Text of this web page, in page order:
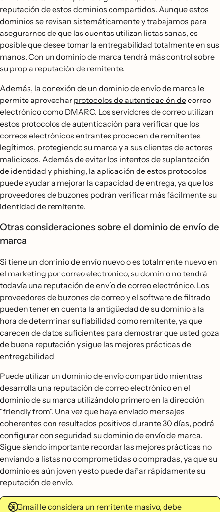
reputación de estos dominios compartidos. Aunque estos
dominios se revisan sistemáticamente y trabajamos para
asegurarnos de que las cuentas utilizan listas sanas, es
posible que desee tomar la entregabilidad totalmente en sus
manos. Con un dominio de marca tendrá más control sobre
su propia reputación de remitente.
Además, la conexión de un dominio de envío de marca le
permite aprovechar protocolos de autenticación decorreo
electrónico como DMARC. Los servidores de correo utilizan
estos protocolos de autenticación para verificar que los
correos electrónicos entrantes proceden de remitentes
legítimos, protegiendo su marca y a sus clientes de actores
maliciosos. Además de evitar los intentos de suplantación
de identidad y phishing, la aplicación de estos protocolos
puede ayudar a mejorar la capacidad de entrega, ya que los
proveedores de buzones podrán verificar más fácilmente su
identidad de remitente.
Otras consideraciones sobre el dominio de envío de
marca
Si tiene un dominio de envío nuevo o es totalmente nuevo en
el marketing por correo electrónico, su dominio no tendrá
todavía una reputación de envío de correo electrónico. Los
proveedores de buzones de correo y el software de filtrado
pueden tener en cuenta la antigüedad de su dominio a la
hora de determinar su fiabilidad como remitente, ya que
carecen de datos suficientes para demostrar que usted goza
de buena reputación y sigue las mejores prácticas de
entregabilidad.
Puede utilizar un dominio de envío compartido mientras
desarrolla una reputación de correo electrónico en el
dominio de su marca utilizándolo primero en la dirección
"friendly from". Una vez que haya enviado mensajes
coherentes con resultados positivos durante 30 días, podrá
configurar con seguridad su dominio de envío de marca.
Sigue siendo importante recordar las mejores prácticas no
enviando a listas no comprometidas o compradas, ya que su
dominio es aún joven y esto puede dañar rápidamente su
reputación de envío.
Si Gmail le considera un remitente masivo, debe